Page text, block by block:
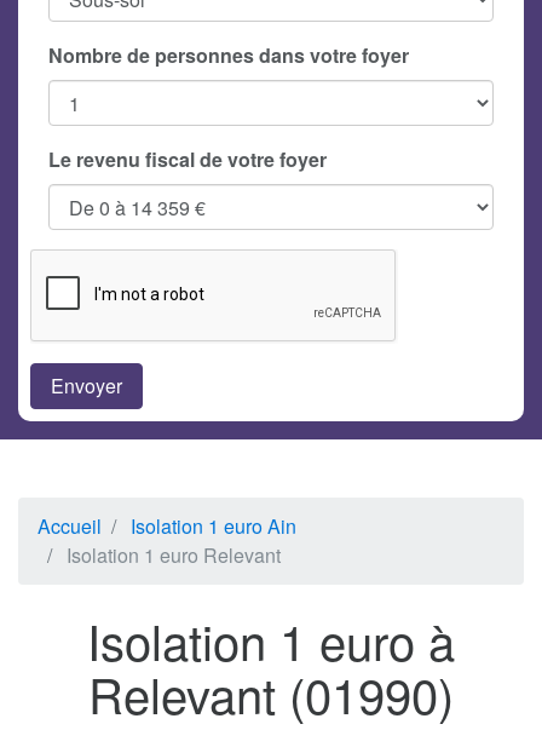
Nombre de personnes dans votre foyer
Le revenu fiscal de votre foyer
Accueil
Isolation 1 euro Ain
Isolation 1 euro Relevant
Isolation 1 euro à
Relevant (01990)